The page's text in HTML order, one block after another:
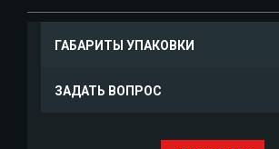
ГАБАРИТЫ УПАКОВКИ
ЗАДАТЬ ВОПРОС